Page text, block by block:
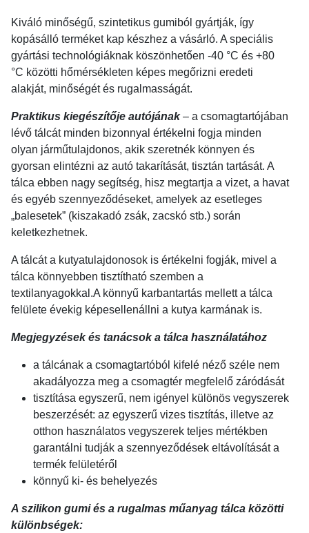
Kiváló minőségű, szintetikus gumiból gyártják, így
kopásálló terméket kap készhez a vásárló. A speciális
gyártási technológiáknak köszönhetően -40 °C és +80
°C közötti hőmérsékleten képes megőrizni eredeti
alakját, minőségét és rugalmasságát.
Praktikus kiegészítője autójának– a csomagtartójában
lévő tálcát minden bizonnyal értékelni fogja minden
olyan járműtulajdonos, akik szeretnék könnyen és
gyorsan elintézni az autó takarítását, tisztán tartását. A
tálca ebben nagy segítség, hisz megtartja a vizet, a havat
és egyéb szennyeződéseket, amelyek az esetleges
„balesetek” (kiszakadó zsák, zacskó stb.) során
keletkezhetnek.
A tálcát a kutyatulajdonosok is értékelni fogják, mivel a
tálca könnyebben tisztítható szemben a
textilanyagokkal.A könnyű karbantartás mellett a tálca
felülete évekig képesellenállni a kutya karmának is.
Megjegyzések és tanácsok a tálca használatához
a tálcának a csomagtartóból kifelé néző széle nem
akadályozza meg a csomagtér megfelelő záródását
tisztítása egyszerű, nem igényel különös vegyszerek
beszerzését: az egyszerű vizes tisztítás, illetve az
otthon használatos vegyszerek teljes mértékben
garantálni tudják a szennyeződések eltávolítását a
termék felületéről
könnyű ki- és behelyezés
A szilikon gumi és a rugalmas műanyag tálca közötti
különbségek: